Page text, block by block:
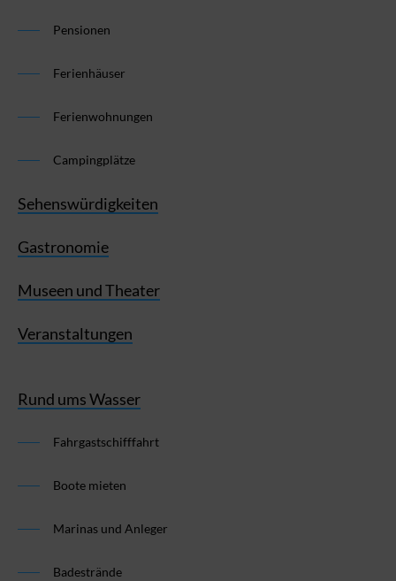
Pensionen
Ferienhäuser
Ferienwohnungen
Campingplätze
Sehenswürdigkeiten
Gastronomie
Museen und Theater
Veranstaltungen
Rund ums Wasser
Fahrgastschifffahrt
Boote mieten
Marinas und Anleger
Badestrände